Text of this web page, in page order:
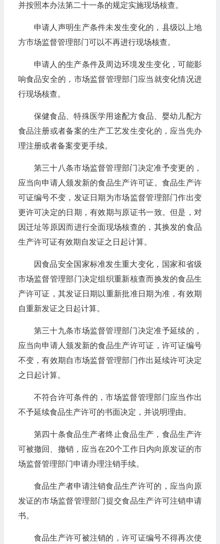
并按照本办法第二十一条的规定实施现场核查。
申请人声明生产条件未发生变化的，县级以上地
方市场监督管理部门可以不再进行现场核查。
申请人的生产条件及周边环境发生变化，可能影
响食品安全的，市场监督管理部门应当就变化情况进
行现场核查。
保健食品、特殊医学用途配方食品、婴幼儿配方
食品注册或者备案的生产工艺发生变化的，应当先办
理注册或者备案变更手续。
第三十八条市场监督管理部门决定准予变更的，
应当向申请人颁发新的食品生产许可证。食品生产许
可证编号不变，发证日期为市场监督管理部门作出变
更许可决定的日期，有效期与原证书一致。但是，对
因迁址等原因而进行全面现场核查的，其换发的食品
生产许可证有效期自发证之日起计算。
因食品安全国家标准发生重大变化，国家和省级
市场监督管理部门决定组织重新核查而换发的食品生
产许可证，其发证日期以重新批准日期为准，有效期
自重新发证之日起计算。
第三十九条市场监督管理部门决定准予延续的，
应当向申请人颁发新的食品生产许可证，许可证编号
不变，有效期自市场监督管理部门作出延续许可决定
之日起计算。
不符合许可条件的，市场监督管理部门应当作出
不予延续食品生产许可的书面决定，并说明理由。
第四十条食品生产者终止食品生产，食品生产许
可被撤回、撤销，应当在20个工作日内向原发证的市
场监督管理部门申请办理注销手续。
食品生产者申请注销食品生产许可的，应当向原
发证的市场监督管理部门提交食品生产许可注销申请
书。
食品生产许可被注销的，许可证编号不得再次使